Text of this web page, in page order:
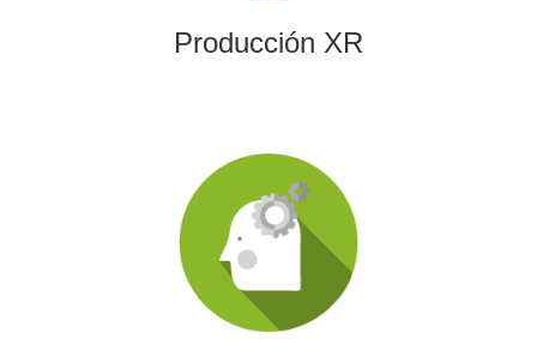
Producción XR
Agentes de IA
Diseñamos agentes de inteligencia artificial capaces de
automatizar procesos, optimizar decisiones y transformar
la eficiencia empresarial.